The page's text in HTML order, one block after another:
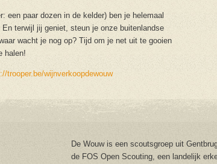
een paar dozen in de kelder) ben je helemaal
terwijl jij geniet, steun je onze buitenlandse
wacht je nog op? Tijd om je net uit te gooien
halen!
trooper.be/wijnverkoopdewouw
De Wouw is een scoutsgroep uit
de FOS Open Scouting, een landelijk